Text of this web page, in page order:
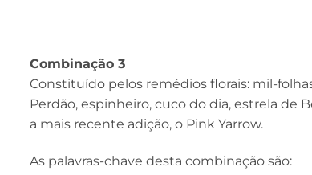
Combinação 3
Constituído pelos remédios florais: mil-
Perdão, espinheiro, cuco do dia, estrela de
a mais recente adição, o Pink Yarrow.
As palavras-chave desta combinação são: